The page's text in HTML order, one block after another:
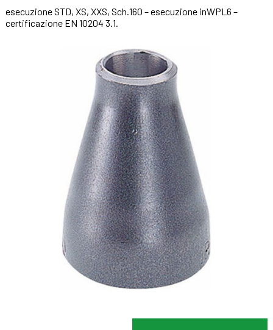
esecuzione STD, XS, XXS, Sch.160 – esecuzione inWPL6 –
certificazione EN 10204 3.1.